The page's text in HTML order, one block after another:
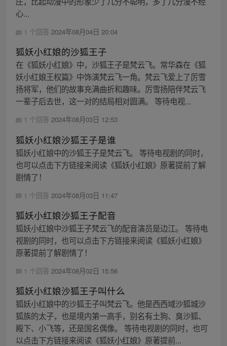
心...
1 个回答 2024年08月04日 20:04
狐妖小红娘的沙狐王子
在《狐妖小红娘》中，沙狐王子是梵云飞。常华森在《狐
妖小红娘王权篇》中饰演梵云飞一角。梵云飞爱上了厉雪
扬将军，他们的故事充满曲折和趣味。厉雪扬陪伴梵云飞
一辈子后去世，这一对的结局相对圆满。 等待电视...
1 个回答 2024年08月03日 12:53
狐妖小红娘沙狐王子是谁
狐妖小红娘中的沙狐王子是梵云飞。 等待电视剧的同时，
也可以点击下方链接来阅读《狐妖小红娘》原著提前了解
剧情了！
1 个回答 2024年08月03日 11:47
狐妖小红娘沙狐王子配音
狐妖小红娘中沙狐王子梵云飞的配音演员是边江。 等待电
视剧的同时，也可以点击下方链接来阅读《狐妖小红娘》
原著提前了解剧情了！
1 个回答 2024年08月02日 15:56
狐妖小红娘沙狐王子叫什么
狐妖小红娘中的沙狐王子叫梵云飞。他是西西域沙狐城沙
狐族的太子，也是境内第一高手，别名有土狗、臭沙狐、
殿下、小飞等，还是国名偶像。 等待电视剧的同时，也可
以点击下方链接来阅读《狐妖小红娘》原著提前...